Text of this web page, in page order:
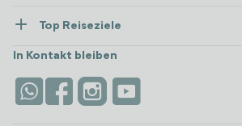
Vertrauen & Sicherheit
Kontaktieren Sie uns
Wellness
Unterkünfte
Attraktionen
Bewertungen
Top Reiseziele
Alle anzeigen
Istanbul
In Kontakt bleiben